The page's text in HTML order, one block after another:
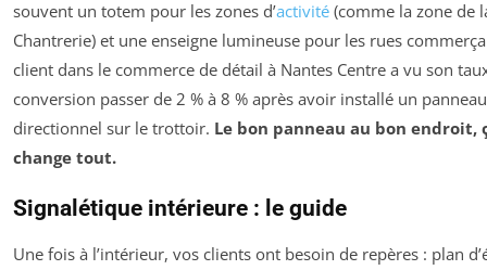
souvent un totem pour les zones d’activité (comme la zone de
Chantrerie) et une enseigne lumineuse pour les rues
client dans le commerce de détail à Nantes Centre a vu son
conversion passer de 2 % à 8 % après avoir installé un panneau
directionnel sur le trottoir. Le bon panneau au bon endroit,
change tout.
Signalétique intérieure : le guide
Une fois à l’intérieur, vos clients ont besoin de repères : plan